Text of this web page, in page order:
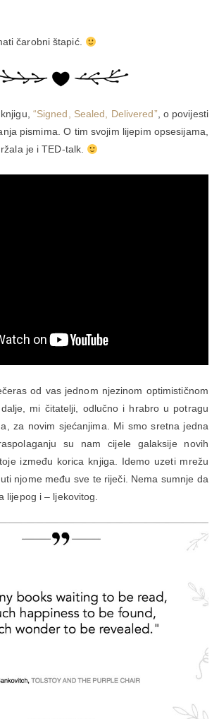
čarobni štapić.
“Signed, Sealed, Delivered”, o povijesti
pismima. O tim svojim lijepim opsesijama,
je i TED-talk.
od vas jednom njezinom optimističnom
mi čitatelji, odlučno i hrabro u potragu
za novim sjećanjima. Mi smo sretna jedna
su nam cijele galaksije novih
između korica knjiga. Idemo uzeti mrežu
njome među sve te riječi. Nema sumnje da
lijepog i – ljekovitog.